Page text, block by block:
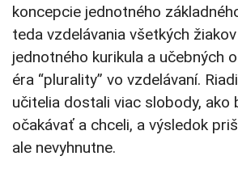
koncepcie jednotného
teda vzdelávania všetkých
jednotného kurikula a učebných
éra “plurality” vo vzdelávaní.
učitelia dostali viac slobody, ako
očakávať a chceli, a výsledok
ale nevyhnutne.